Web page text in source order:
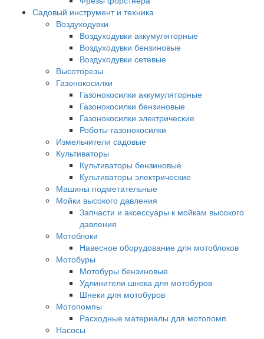
Садовый инструмент и техника
Воздуходувки
Воздуходувки аккумуляторные
Воздуходувки бензиновые
Воздуходувки сетевые
Высоторезы
Газонокосилки
Газонокосилки аккумуляторные
Газонокосилки бензиновые
Газонокосилки электрические
Роботы-газонокосилки
Измельчители садовые
Культиваторы
Культиваторы бензиновые
Культиваторы электрические
Машины подметательные
Мойки высокого давления
Запчасти и аксессуары к мойкам высокого
давления
Мотоблоки
Навесное оборудование для мотоблоков
Мотобуры
Мотобуры бензиновые
Удлинители шнека для мотобуров
Шнеки для мотобуров
Мотопомпы
Расходные материалы для мотопомп
Насосы